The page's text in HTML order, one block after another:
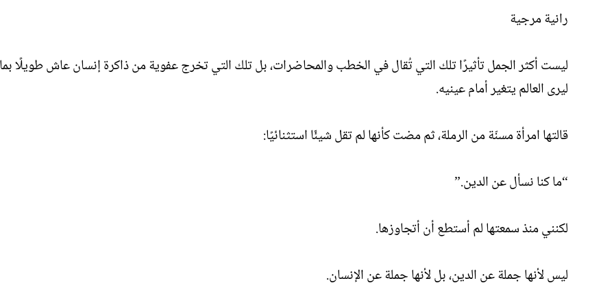
رانية مرجية
ليست أكثر الجمل تأثيرًا تلك التي تُقال في الخطب والمحاضرات، بل تلك التي تخرج عفوية من ذاكرة إنسان عاش طويلًا
ليرى العالم يتغير أمام عينيه.
قالتها امرأة مسنّة من الرملة، ثم مضت كأنها لم تقل شيئًا استثنائيًا:
“ما كنا نسأل عن الدين.”
لكنني منذ سمعتها لم أستطع أن أتجاوزها.
ليس لأنها جملة عن الدين، بل لأنها جملة عن الإنسان.